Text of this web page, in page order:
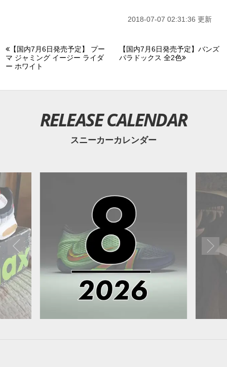
2018-07-07 02:31:36 更新
【国内7月6日発売予定】 プー
マ ジャミング イージー ライダ
ー ホワイト
【国内7月6日発売予定】バンズ
パラドックス 全2色
RELEASE CALENDAR
スニーカーカレンダー